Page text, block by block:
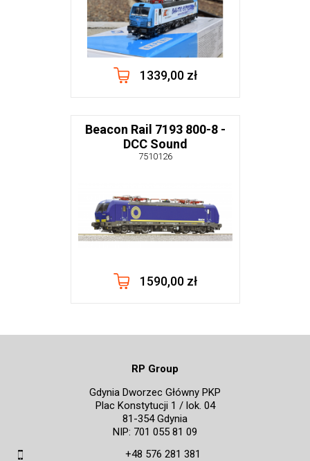
1339,00 zł
Beacon Rail 7193 800-8 -
DCC Sound
7510126
1590,00 zł
RP Group
Gdynia Dworzec Główny PKP
Plac Konstytucji 1 / lok. 04
81-354 Gdynia
NIP: 701 055 81 09
+48 576 281 381